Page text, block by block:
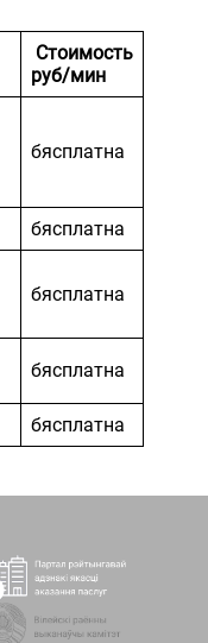
Стоимость
руб/мин
бясплатна
бясплатна
бясплатна
бясплатна
бясплатна